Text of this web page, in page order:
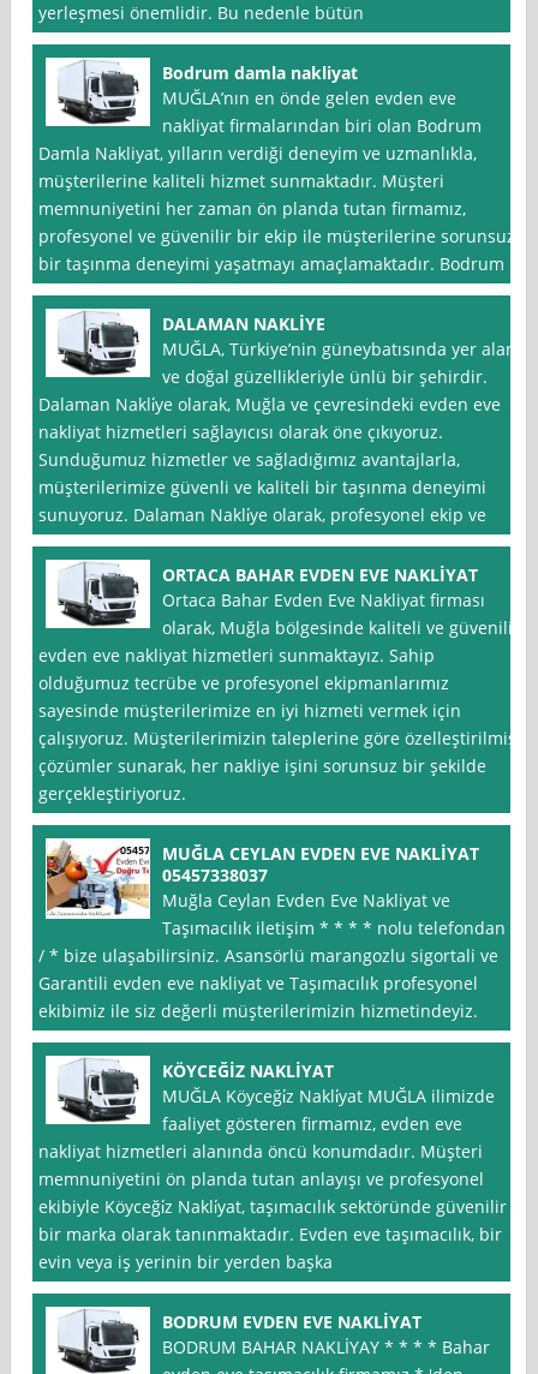
yerleşmesi önemlidir. Bu nedenle bütün
Bodrum damla nakliyat
MUĞLA’nın en önde gelen evden eve
nakliyat firmalarından biri olan Bodrum
Damla Nakliyat, yılların verdiği deneyim ve uzmanlıkla,
müşterilerine kaliteli hizmet sunmaktadır. Müşteri
memnuniyetini her zaman ön planda tutan firmamız,
profesyonel ve güvenilir bir ekip ile müşterilerine sorunsuz
bir taşınma deneyimi yaşatmayı amaçlamaktadır. Bodrum
DALAMAN NAKLİYE
MUĞLA, Türkiye’nin güneybatısında yer alan
ve doğal güzellikleriyle ünlü bir şehirdir.
Dalaman Nakli̇ye olarak, Muğla ve çevresindeki evden eve
nakliyat hizmetleri sağlayıcısı olarak öne çıkıyoruz.
Sunduğumuz hizmetler ve sağladığımız avantajlarla,
müşterilerimize güvenli ve kaliteli bir taşınma deneyimi
sunuyoruz. Dalaman Nakli̇ye olarak, profesyonel ekip ve
ORTACA BAHAR EVDEN EVE NAKLİYAT
Ortaca Bahar Evden Eve Nakliyat firması
olarak, Muğla bölgesinde kaliteli ve güvenilir
evden eve nakliyat hizmetleri sunmaktayız. Sahip
olduğumuz tecrübe ve profesyonel ekipmanlarımız
sayesinde müşterilerimize en iyi hizmeti vermek için
çalışıyoruz. Müşterilerimizin taleplerine göre özelleştirilmiş
çözümler sunarak, her nakliye işini sorunsuz bir şekilde
gerçekleştiriyoruz.
MUĞLA CEYLAN EVDEN EVE NAKLİYAT
05457338037
Muğla Ceylan Evden Eve Nakliyat ve
Taşımacılık iletişim * * * * nolu telefondan *
/ * bize ulaşabilirsiniz. Asansörlü marangozlu sigortali ve
Garantili evden eve nakliyat ve Taşımacılık profesyonel
ekibimiz ile siz değerli müşterilerimizin hizmetindeyiz.
KÖYCEĞİZ NAKLİYAT
MUĞLA Köyceği̇z Nakli̇yat MUĞLA ilimizde
faaliyet gösteren firmamız, evden eve
nakliyat hizmetleri alanında öncü konumdadır. Müşteri
memnuniyetini ön planda tutan anlayışı ve profesyonel
ekibiyle Köyceği̇z Nakli̇yat, taşımacılık sektöründe güvenilir
bir marka olarak tanınmaktadır. Evden eve taşımacılık, bir
evin veya iş yerinin bir yerden başka
BODRUM EVDEN EVE NAKLİYAT
BODRUM BAHAR NAKLİYAY * * * * Bahar